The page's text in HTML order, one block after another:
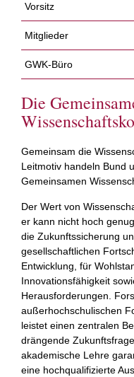
Vorsitz
Mitglieder
GWK-Büro
Die
Gemeinsam die
Leitmotiv handeln Bund
Gemeinsamen
Der Wert von
er kann nicht hoch
die Zukunftssicherung
gesellschaftlichen
Entwicklung, für
Innovationsfähigkeit
Herausforderungen.
außerhochschulischen
leistet einen zentralen
drängende
akademische Lehre
eine hochqualifizierte